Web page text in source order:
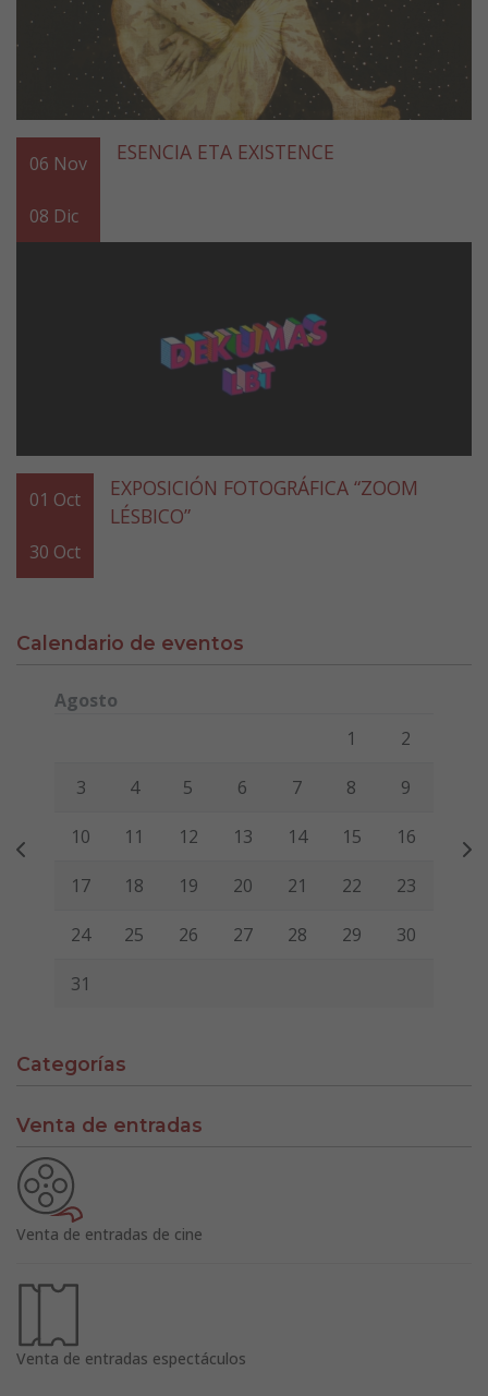
06 Nov
08 Dic
ESENCIA ETA EXISTENCE
01 Oct
30 Oct
EXPOSICIÓN FOTOGRÁFICA “ZOOM
LÉSBICO”
Calendario de eventos
Agosto
Viernes Sábado
1 2
3 4 5 6 7 8 9
10 11 12 13 14 15 16
17 18 19 20 21 22 23
24 25 26 27 28 29 30
31
Categorías
Venta de entradas
Venta de entradas de cine
Venta de entradas espectáculos